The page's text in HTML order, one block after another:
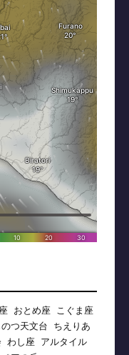
おとめ座 こぐま座
つ天文台
ちえりあ
わし座 アルタイル